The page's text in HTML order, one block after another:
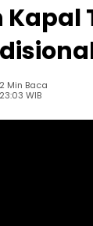
2 Min Baca
WIB